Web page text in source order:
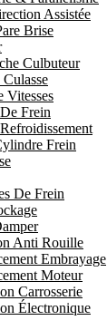
Assistée
Brise
Culbuteur
Vitesses
Frein
Frein
De Frein
Anti Rouille
Embrayage
Moteur
Carrosserie
Électronique